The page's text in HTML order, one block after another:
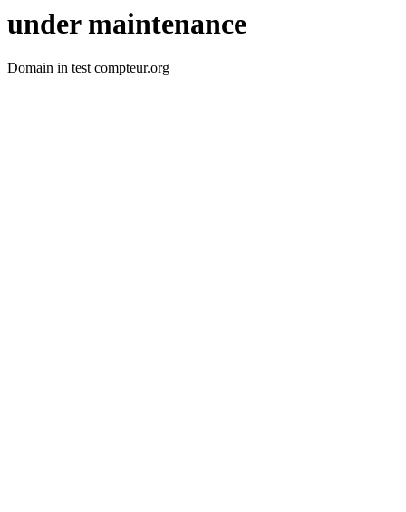
under maintenance
Domain in test compteur.org